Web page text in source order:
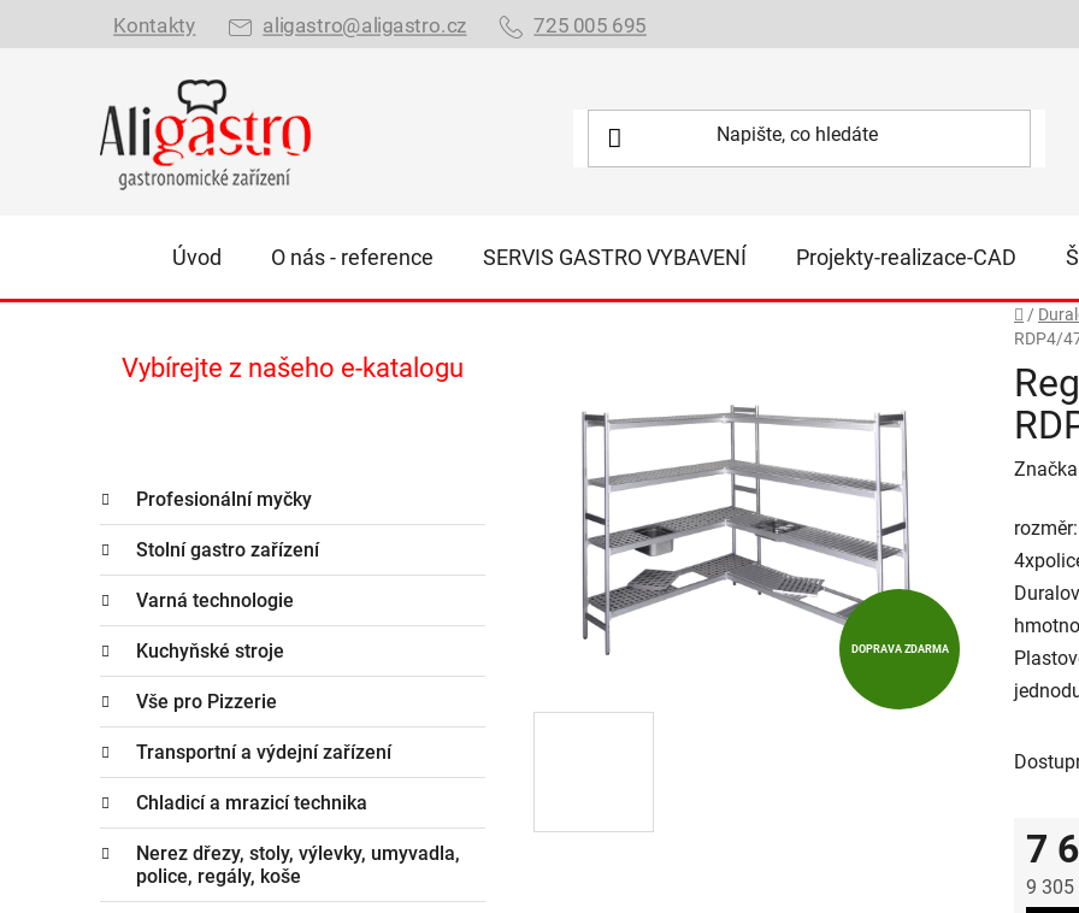
Kontakty aligastro@aligastro.cz 725 005 695
Úvod O nás - reference SERVIS GASTRO VYBAVENÍ Projekty-realizace-CAD
Domů
/
RDP4/
r
a
n
n
í
p
a
n
e
l
Vybírejte z našeho e-katalogu
kategorie
a
t
g
o
r
i
e
Profesionální myčky
Stolní gastro zařízení
Varná technologie
Kuchyňské stroje
Vše pro Pizzerie
Transportní a výdejní zařízení
Chladicí a mrazicí technika
Nerez dřezy, stoly, výlevky, umyvadla,
police, regály, koše
7
9 305
DOPRAVA ZDARMA